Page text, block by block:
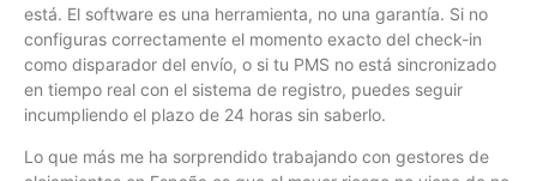
está. El software es una herramienta, no una garantía. Si no
configuras correctamente el momento exacto del check-in
como disparador del envío, o si tu PMS no está sincronizado
en tiempo real con el sistema de registro, puedes seguir
incumpliendo el plazo de 24 horas sin saberlo.
Lo que más me ha sorprendido trabajando con gestores de